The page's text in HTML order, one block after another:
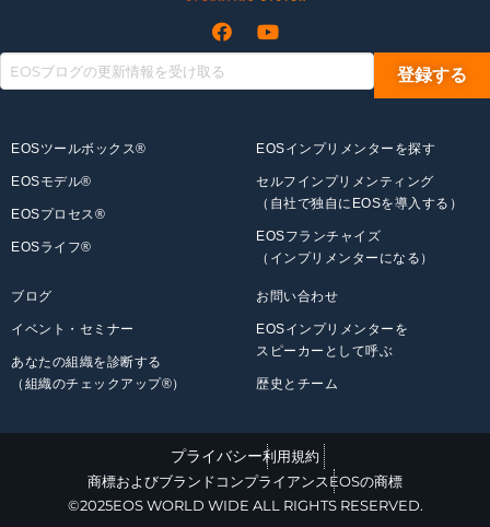
EOSツールボックス®
EOSモデル®
EOSプロセス®
EOSライフ®
EOSインプリメンターを探す
セルフインプリメンティング
（自社で独自にEOSを導入する）
EOSフランチャイズ
（インプリメンターになる）
ブログ
イベント・セミナー
あなたの組織を診断する
（組織のチェックアップ®）
お問い合わせ
EOSインプリメンターを
スピーカーとして呼ぶ
歴史とチーム
プライバシー利用規約
商標およびブランドコンプライアンスEOSの商標
©2025EOS WORLD WIDE ALL RIGHTS RESERVED.